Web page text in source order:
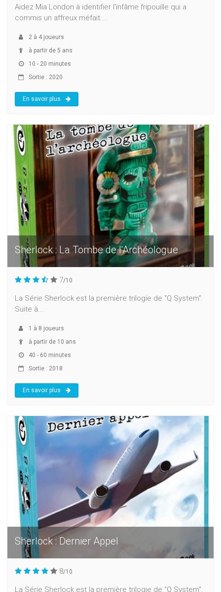
Aidez Mia London à identifier l'infâme fripouille qui a
commis un affreux méfait....
2 à 4 joueurs
à partir de 5 ans
10 - 20 minutes
Sortie : 2020
En savoir plus
Sherlock : La Tombe de l'Archéologue
7/10
La Série Sherlock est la première trilogie de "Q System".
Suite à...
1 à 8 joueurs
à partir de 10 ans
40 - 60 minutes
Sortie : 2018
En savoir plus
Sherlock : Dernier Appel
8/10
La Série Sherlock est la première trilogie de "Q System".